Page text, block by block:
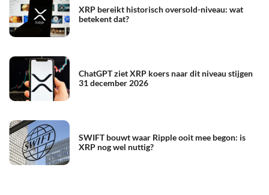
XRP bereikt historisch oversold-niveau: wat
betekent dat?
ChatGPT ziet XRP koers naar dit niveau stijgen
31 december 2026
SWIFT bouwt waar Ripple ooit mee begon: is
XRP nog wel nuttig?